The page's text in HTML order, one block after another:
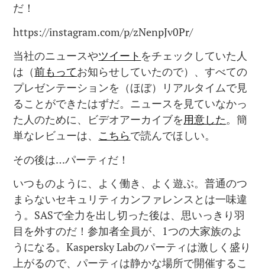
だ！
https://instagram.com/p/zNenpJv0Pr/
当社のニュースやツイート をチェックしていた人
は（前もってお知らせしていたので）、すべての
プレゼンテーションを（ほぼ）リアルタイムで見
ることができたはずだ。ニュースを見ていなかっ
た人のために、ビデオアーカイブを用意した。簡
単なレビューは、 こちらで読んでほしい。
その後は…パーティだ！
いつものように、よく働き、よく遊ぶ。普通のつ
まらないセキュリティカンファレンスとは一味違
う。SASで全力を出し切った後は、思いっきり羽
目を外すのだ！参加者全員が、1つの大家族のよ
うになる。Kaspersky Labのパーティは激しく盛り
上がるので、パーティは静かな場所で開催するこ